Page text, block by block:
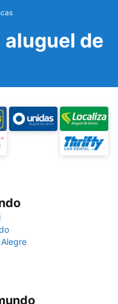
aluguel de